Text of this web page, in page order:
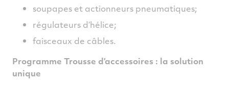
soupapes et actionneurs pneumatiques;
régulateurs d’hélice;
faisceaux de câbles.
Programme Trousse d’accessoires : la solution
unique